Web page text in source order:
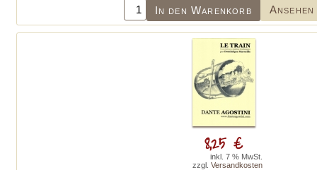
In den Warenkorb Ansehen
8,25 €
inkl. 7 % MwSt.
zzgl. Versandkosten